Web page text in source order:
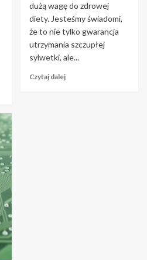
dużą wagę do zdrowej
diety. Jesteśmy świadomi,
że to nie tylko gwarancja
utrzymania szczupłej
sylwetki, ale...
Czytaj dalej